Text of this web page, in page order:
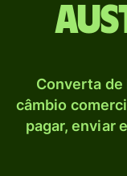
Converta de
câmbio
pagar, enviar